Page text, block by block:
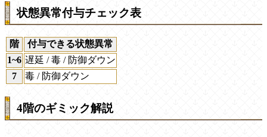
状態異常付与チェック表
階
付与できる状態異常
1~6 遅延 / 毒 / 防御ダウン
7
毒 / 防御ダウン
4階のギミック解説